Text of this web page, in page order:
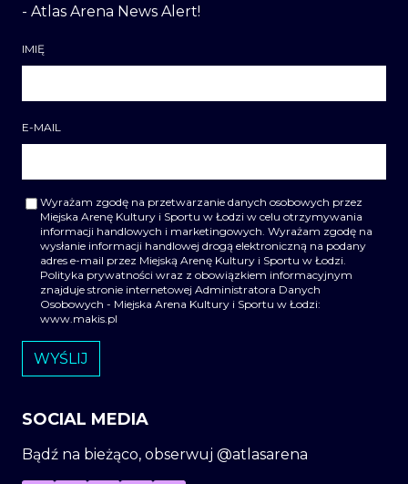
- Atlas Arena News Alert!
IMIĘ
E-MAIL
Wyrażam zgodę na przetwarzanie danych osobowych przez
Miejska Arenę Kultury i Sportu w Łodzi w celu otrzymywania
informacji handlowych i marketingowych. Wyrażam zgodę na
wysłanie informacji handlowej drogą elektroniczną na podany
adres e-mail przez Miejską Arenę Kultury i Sportu w Łodzi.
Polityka prywatności wraz z obowiązkiem informacyjnym
znajduje stronie internetowej Administratora Danych
Osobowych - Miejska Arena Kultury i Sportu w Łodzi:
www.makis.pl
SOCIAL MEDIA
Bądź na bieżąco, obserwuj @atlasarena